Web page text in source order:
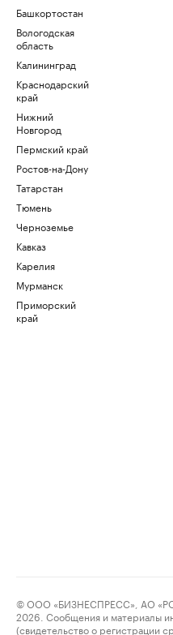
Башкортостан
Вологодская
область
Калининград
Краснодарский
край
Нижний
Новгород
Пермский край
Ростов-на-Дону
Татарстан
Тюмень
Черноземье
Кавказ
Карелия
Мурманск
Приморский
край
© ООО «БИЗНЕСПРЕСС», АО
2026. Сообщения и материалы
(свидетельство о регистрации